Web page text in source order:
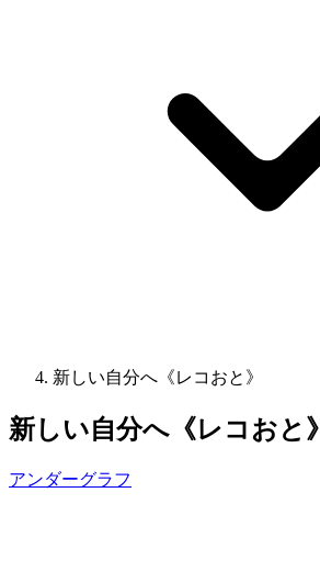
新しい自分へ《レコおと》
新しい自分へ《レコおと》
アンダーグラフ